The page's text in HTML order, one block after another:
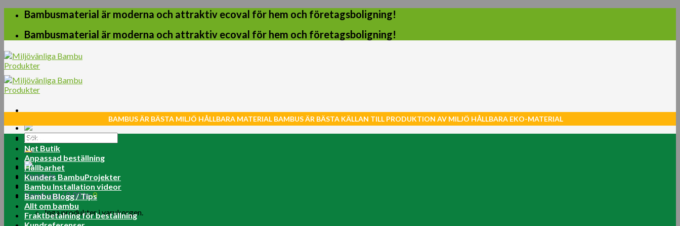
Skip
content
Bambusmaterial är moderna och attraktiv ecoval för hem och företagsboligning!
Bambusmaterial är moderna och attraktiv ecoval för hem och företagsboligning!
Sök
efter:
Logga in
Varukorg /0.00kr 0
Inga produkter i varukorgen.
BAMBUS ÄR BÄSTA MILJÖ HÅLLBARA MATERIAL BAMBUS ÄR BÄSTA KÄLLAN TILL PRODUKTION AV MILJÖ HÅLLBARA EKO-MATERIAL
Home
Net Butik
Anpassad beställning
Hållbarhet
Kunders BambuProjekter
Bambu Installation videor
Bambu Blogg / Tips
Allt om bambu
Fraktbetalning för beställning